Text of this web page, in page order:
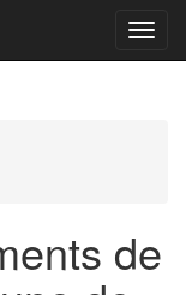
Menu
de